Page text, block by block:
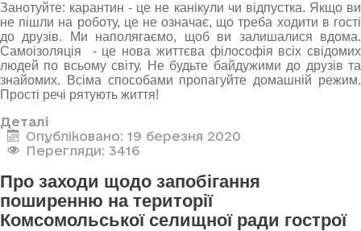
Занотуйте: карантин - це не канікули чи відпустка. Якщо ви
не пішли на роботу, це не означає, що треба ходити в гості
до друзів. Ми наполягаємо, щоб ви залишалися вдома.
Самоізоляція - це нова життєва філософія всіх свідомих
людей по всьому світу. Не будьте байдужими до друзів та
знайомих. Всіма способами пропагуйте домашній режим.
Прості речі рятують життя!
Деталі
Опубліковано: 19 березня 2020
Перегляди: 3416
Про заходи щодо запобігання
поширенню на території
Комсомольської селищної ради гострої